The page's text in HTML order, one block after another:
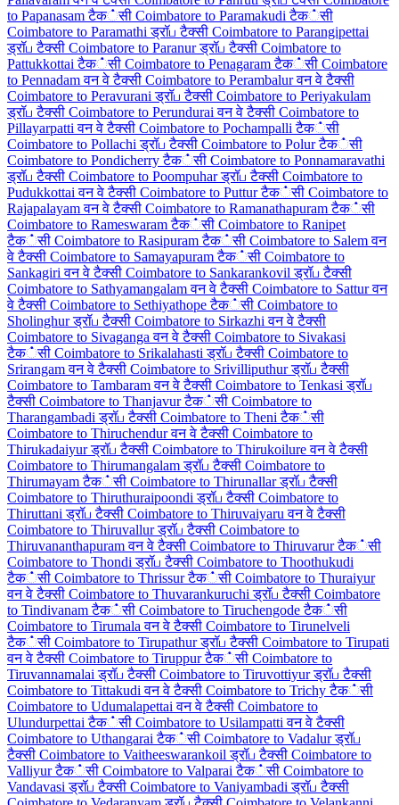
to Papanasam टैक்सी Coimbatore to Paramakudi टैक்सी
Coimbatore to Paramathi ड्रॉப टैक्सी Coimbatore to Parangipettai
ड्रॉப टैक्सी Coimbatore to Paranur ड्रॉப टैक्सी Coimbatore to
Pattukkottai टैक்सी Coimbatore to Penagaram टैक்सी Coimbatore
to Pennadam वन वे टैक्सी Coimbatore to Perambalur वन वे टैक्सी
Coimbatore to Peravurani ड्रॉப टैक्सी Coimbatore to Periyakulam
ड्रॉப टैक्सी Coimbatore to Perundurai वन वे टैक्सी Coimbatore to
Pillayarpatti वन वे टैक्सी Coimbatore to Pochampalli टैक்सी
Coimbatore to Pollachi ड्रॉப टैक्सी Coimbatore to Polur टैक்सी
Coimbatore to Pondicherry टैक்सी Coimbatore to Ponnamaravathi
ड्रॉப टैक्सी Coimbatore to Poompuhar ड्रॉப टैक्सी Coimbatore to
Pudukkottai वन वे टैक्सी Coimbatore to Puttur टैक்सी Coimbatore to
Rajapalayam वन वे टैक्सी Coimbatore to Ramanathapuram टैक்सी
Coimbatore to Rameswaram टैक்सी Coimbatore to Ranipet
टैक்सी Coimbatore to Rasipuram टैक்सी Coimbatore to Salem वन
वे टैक्सी Coimbatore to Samayapuram टैक்सी Coimbatore to
Sankagiri वन वे टैक्सी Coimbatore to Sankarankovil ड्रॉப टैक्सी
Coimbatore to Sathyamangalam वन वे टैक्सी Coimbatore to Sattur वन
वे टैक्सी Coimbatore to Sethiyathope टैक்सी Coimbatore to
Sholinghur ड्रॉப टैक्सी Coimbatore to Sirkazhi वन वे टैक्सी
Coimbatore to Sivaganga वन वे टैक्सी Coimbatore to Sivakasi
टैक்सी Coimbatore to Srikalahasti ड्रॉப टैक्सी Coimbatore to
Srirangam वन वे टैक्सी Coimbatore to Srivilliputhur ड्रॉப टैक्सी
Coimbatore to Tambaram वन वे टैक्सी Coimbatore to Tenkasi ड्रॉப
टैक्सी Coimbatore to Thanjavur टैक்सी Coimbatore to
Tharangambadi ड्रॉப टैक्सी Coimbatore to Theni टैक்सी
Coimbatore to Thiruchendur वन वे टैक्सी Coimbatore to
Thirukadaiyur ड्रॉப टैक्सी Coimbatore to Thirukoilure वन वे टैक्सी
Coimbatore to Thirumangalam ड्रॉப टैक्सी Coimbatore to
Thirumayam टैक்सी Coimbatore to Thirunallar ड्रॉப टैक्सी
Coimbatore to Thiruthuraipoondi ड्रॉப टैक्सी Coimbatore to
Thiruttani ड्रॉப टैक्सी Coimbatore to Thiruvaiyaru वन वे टैक्सी
Coimbatore to Thiruvallur ड्रॉப टैक्सी Coimbatore to
Thiruvananthapuram वन वे टैक्सी Coimbatore to Thiruvarur टैक்सी
Coimbatore to Thondi ड्रॉப टैक्सी Coimbatore to Thoothukudi
टैक்सी Coimbatore to Thrissur टैक்सी Coimbatore to Thuraiyur
वन वे टैक्सी Coimbatore to Thuvarankuruchi ड्रॉப टैक्सी Coimbatore
to Tindivanam टैक்सी Coimbatore to Tiruchengode टैक்सी
Coimbatore to Tirumala वन वे टैक्सी Coimbatore to Tirunelveli
टैक்सी Coimbatore to Tirupathur ड्रॉப टैक्सी Coimbatore to Tirupati
वन वे टैक्सी Coimbatore to Tiruppur टैक்सी Coimbatore to
Tiruvannamalai ड्रॉப टैक्सी Coimbatore to Tiruvottiyur ड्रॉப टैक्सी
Coimbatore to Tittakudi वन वे टैक्सी Coimbatore to Trichy टैक்सी
Coimbatore to Udumalapettai वन वे टैक्सी Coimbatore to
Ulundurpettai टैक்सी Coimbatore to Usilampatti वन वे टैक्सी
Coimbatore to Uthangarai टैक்सी Coimbatore to Vadalur ड्रॉப
टैक्सी Coimbatore to Vaitheeswarankoil ड्रॉப टैक्सी Coimbatore to
Valliyur टैक்सी Coimbatore to Valparai टैक்सी Coimbatore to
Vandavasi ड्रॉப टैक्सी Coimbatore to Vaniyambadi ड्रॉப टैक्सी